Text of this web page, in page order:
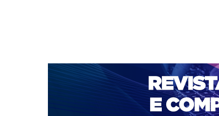
CAPA SOBRE ACESSO CADASTRO
NOTÍCIAS
PORTAL DE REVISTAS DA UNIFACS
PARA AVALIADORES
NOVA SUBMISSÃO